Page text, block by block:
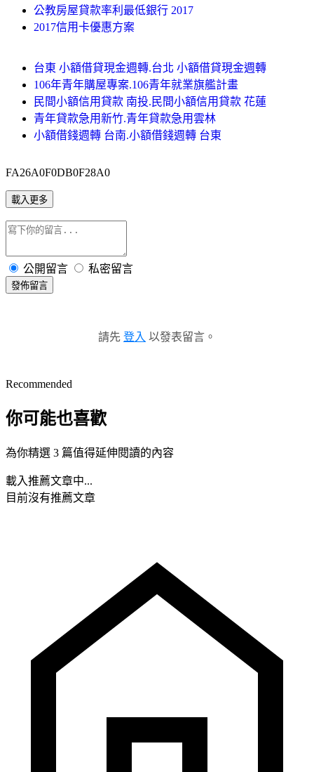
公教房屋貸款率利最低銀行 2017
2017信用卡優惠方案
台東 小額借貸現金週轉.台北 小額借貸現金週轉
106年青年購屋專案.106青年就業旗艦計畫
民間小額信用貸款 南投.民間小額信用貸款 花蓮
青年貸款急用新竹.青年貸款急用雲林
小額借錢週轉 台南.小額借錢週轉 台東
FA26A0F0DB0F28A0
載入更多
公開留言 私密留言
發佈留言
請先 登入 以發表留言。
Recommended
你可能也喜歡
為你精選 3 篇值得延伸閱讀的內容
載入推薦文章中...
目前沒有推薦文章